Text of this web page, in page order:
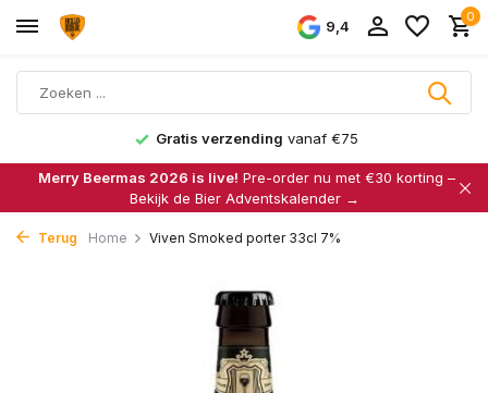
9,4
0
Gratis verzending vanaf €75
Merry Beermas 2026 is live! Pre-order nu met €30 korting –
Bekijk de Bier Adventskalender →
Terug Home Viven Smoked porter 33cl 7%